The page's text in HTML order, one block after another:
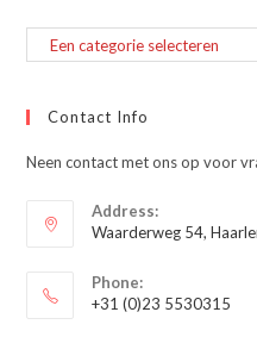
Een
Contact Info
Neen contact met ons op voor
Address:
Waarderweg 54,
Phone:
+31 (0)23 5530315